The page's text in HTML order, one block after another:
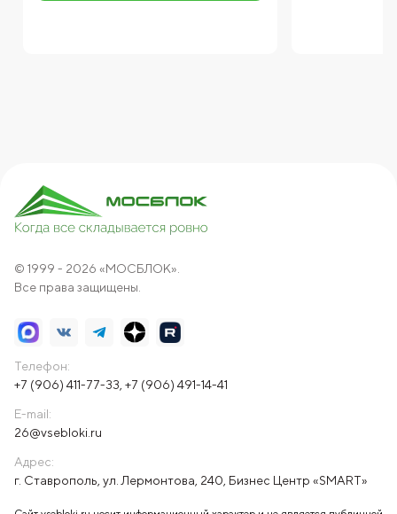
© 1999 - 2026 «МОСБЛОК».
Все права защищены.
Телефон:
+7 (906) 411-77-33, +7 (906) 491-14-41
E-mail:
26@vsebloki.ru
Адрес:
г. Ставрополь, ул. Лермонтова, 240, Бизнес Центр «SMART»